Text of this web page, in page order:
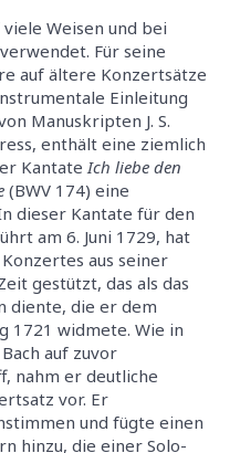
Weisen und bei
Für seine
auf ältere Konzertsätze
Einleitung
Manuskripten J. S.
enthält eine ziemlich
Kantate Ich liebe den
(BWV 174) eine
dieser Kantate für den
am 6. Juni 1729, hat
aus seiner
gestützt, das als das
diente, die er dem
1721 widmete. Wie in
auf zuvor
nahm er deutliche
vor. Er
und fügte einen
hinzu, die einer Solo-